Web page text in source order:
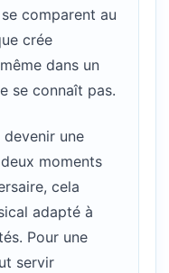
comparent au
crée
dans un
se connaît pas.
une
moments
cela
adapté à
Pour une
servir